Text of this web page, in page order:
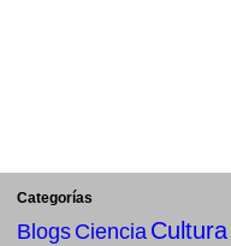
Categorías
BlogsCiencia Cultura